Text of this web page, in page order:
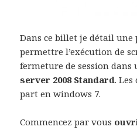
Dans ce billet je détail
permettre l’exécution de
fermeture de session
server 2008 Standard.
part en windows 7.
Commencez par vous